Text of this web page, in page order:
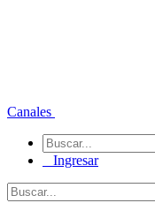
Canales
Ingresar